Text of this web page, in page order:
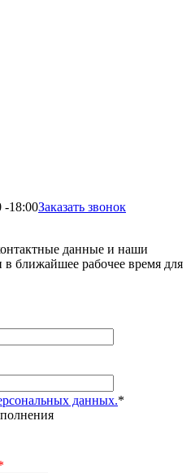
18:00Заказать звонок
данные и наши
ближайшее рабочее время для
данных.*